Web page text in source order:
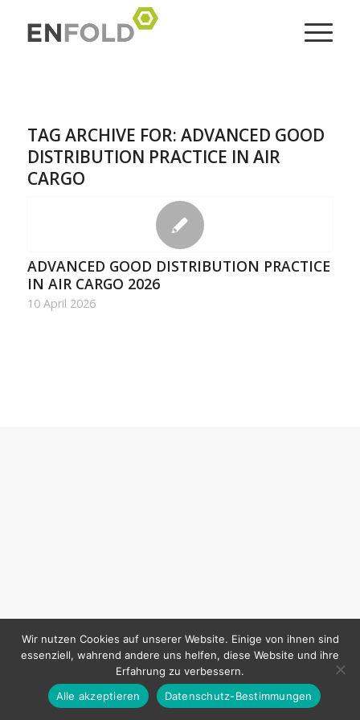
TAG ARCHIVE FOR: ADVANCED GOOD
DISTRIBUTION PRACTICE IN AIR
CARGO
ADVANCED GOOD DISTRIBUTION PRACTICE
IN AIR CARGO 2026
10 April 2026
Wir nutzen Cookies auf unserer Website. Einige von ihnen sind
essenziell, wahrend andere uns helfen, diese Website und ihre
Erfahrung zu verbessern.
Alle akzeptieren
Datenschutz-Bestimmungen